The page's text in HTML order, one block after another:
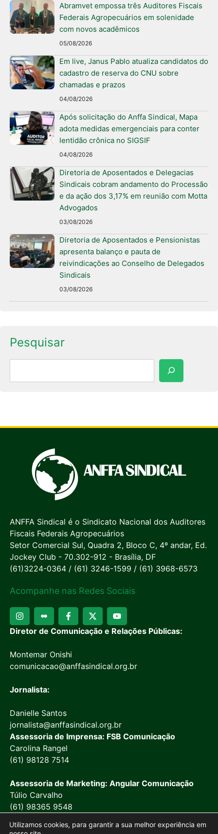
Abramvet empossa três Auditores Fiscais
Federais Agropecuários em solenidade
com novos acadêmicos
05/08/2026
Em live, Janus Pablo atualiza candidatos do
cadastro de reserva do CNU sobre
chamadas e prazos
04/08/2026
Após solicitação do Anffa Sindical, Mapa
adota medidas emergenciais para conter
lentidão crônica no SIGSIF
04/08/2026
Diretoria de Aposentados e Delegacias
Sindicais cobram andamento do Processão
e da ação dos 3,17% em reunião com Motta
Advogados
03/08/2026
Diretoria de Aposentados e Pensionistas
apresenta balanço e pauta de
reivindicações ao Conselho de Delegados
Sindicais
03/08/2026
Pesquisar
ANFFA Sindical é o Sindicato Nacional dos Auditores
Fiscais Federais Agropecuários
Setor Comercial Sul, Quadra 2, Bloco C, 4º andar, Ed.
Jockey Club - 70.302-912 - Brasília, DF
(61)3224-0364 / (61) 3246-1599 / (61) 3968-6573
Acompanhe nas Redes Sociais
Diretor de Comunicação e Relações Públicas:
Montemar Onishi
comunicacao@anffasindical.org.br
Jornalista:
Danielle Santos
jornalista@anffasindical.org.br
Assessoria de Imprensa: FSB Comunicação
Carolina Rangel
(61) 98128 7514
Assessoria de Marketing: Angular Comunicação
Túlio Carvalho
(61) 98365 9548
Utilizamos cookies, para garantir a sua melhor experiência em